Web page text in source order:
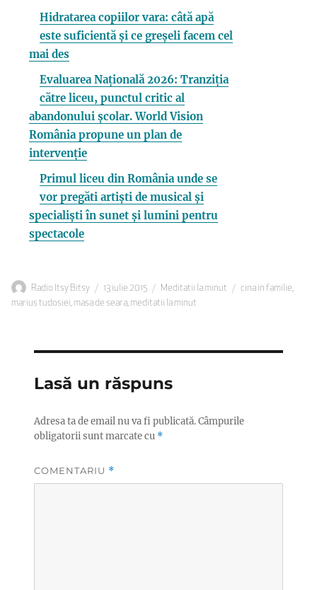
Hidratarea copiilor vara: câtă apă
este suficientă și ce greșeli facem cel
mai des
Evaluarea Națională 2026: Tranziția
către liceu, punctul critic al
abandonului școlar. World Vision
România propune un plan de
intervenție
Primul liceu din România unde se
vor pregăti artiști de musical și
specialiști în sunet și lumini pentru
spectacole
Autor
Radio Itsy Bitsy
Publicat
pe
13 iulie 2015 Categorii
Meditatii la minut Etichete
cina in familie,
marius tudosiei, masa de seara, meditatii la minut
Lasă un răspuns
Adresa ta de email nu va fi publicată.Câmpurile
obligatorii sunt marcate cu *
COMENTARIU *